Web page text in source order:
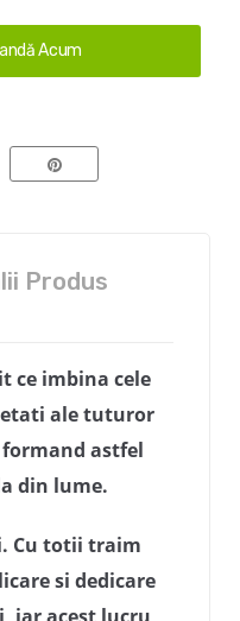
Acum
Produs
imbina cele
ale tuturor
astfel
din lume.
Cu totii traim
si dedicare